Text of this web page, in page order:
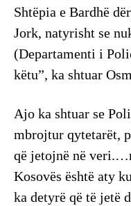
Shtëpia e Bardhë
Jork, natyrisht se
(Departamenti i
këtu”, ka shtuar
Ajo ka shtuar se
mbrojtur qytetarët,
që jetojnë në
Kosovës është aty
ka detyrë që të jetë